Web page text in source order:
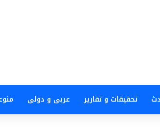
تحقيقات و تقارير عربى و دولى